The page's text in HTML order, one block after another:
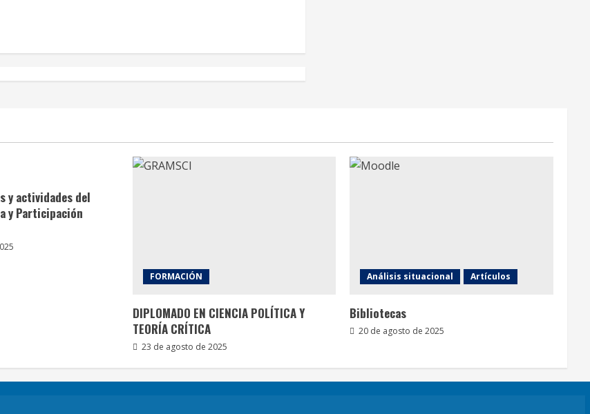
y actividades del
y Participación
FORMACIÓN
DIPLOMADO EN CIENCIA POLÍTICA Y
TEORÍA CRÍTICA
23 de agosto de 2025
Análisis situacional Artículos
Bibliotecas
20 de agosto de 2025